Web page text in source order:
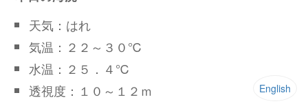
天気：はれ
気温：２２～３０℃
水温：２５．４℃
透視度：１０～１２ｍ
English